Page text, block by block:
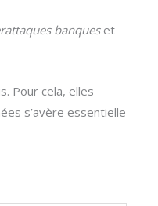
banqueset
Pour cela, elles
s’avère essentielle